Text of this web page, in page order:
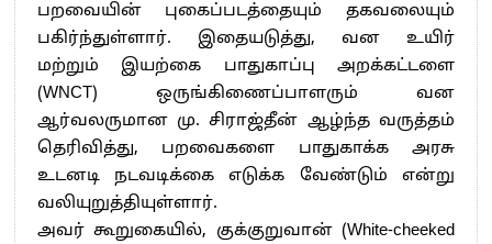
பறவையின் புகைப்படத்தையும் தகவலையும்
பகிர்ந்துள்ளார். இதையடுத்து, வன உயிர்
மற்றும் இயற்கை பாதுகாப்பு அறக்கட்டளை
(WNCT) ஒருங்கிணைப்பாளரும் வன
ஆர்வலருமான மு. சிராஜ்தீன் ஆழ்ந்த வருத்தம்
தெரிவித்து, பறவைகளை பாதுகாக்க அரசு
உடனடி நடவடிக்கை எடுக்க வேண்டும் என்று
வலியுறுத்தியுள்ளார்.
அவர் கூறுகையில், குக்குறுவான் (White-cheeked